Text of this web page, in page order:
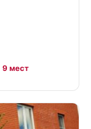
9 мест